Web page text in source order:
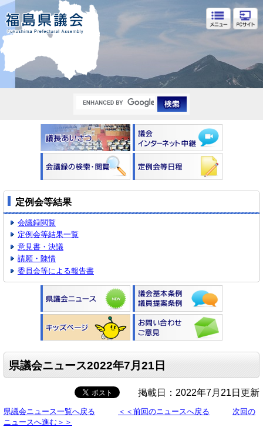
福島県議会
定例会等結果
会議録閲覧
定例会等結果一覧
意見書・決議
請願・陳情
委員会等による報告書
県議会ニュース2022年7月21日
掲載日：2022年7月21日更新
県議会ニュース一覧へ戻る ＜＜前回のニュースへ戻る
次回の
ニュースへ進む＞＞